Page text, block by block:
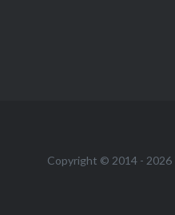
Copyright © 2014 - 2026